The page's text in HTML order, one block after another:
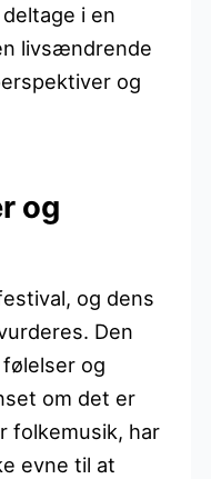
i en
livsændrende
og
og
og dens
Den
og
om det er
folkemusik, har
evne til at